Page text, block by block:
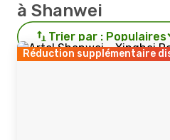
à Shanwei
Trier par : Populaires
Réduction supplémentaire